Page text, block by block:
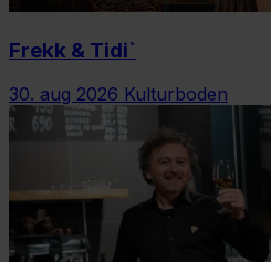
Frekk & Tidi`
30. aug 2026 Kulturboden